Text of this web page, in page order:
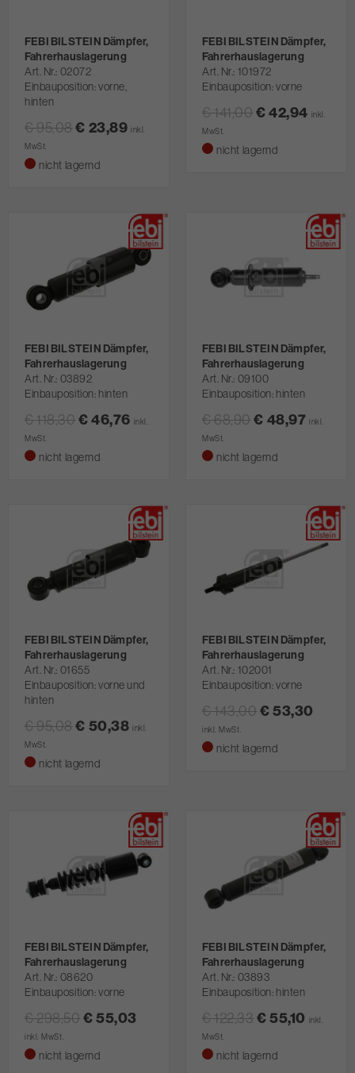
FEBI BILSTEIN Dämpfer,
Fahrerhauslagerung
Art. Nr. 02072
Einbauposition: vorne,
hinten
€ 95,08€ 23,89 inkl.
MwSt.
nicht lagernd
FEBI BILSTEIN Dämpfer,
Fahrerhauslagerung
Art. Nr. 101972
Einbauposition: vorne
€ 141,00€ 42,94 inkl.
MwSt.
nicht lagernd
FEBI BILSTEIN Dämpfer,
Fahrerhauslagerung
Art. Nr. 03892
Einbauposition: hinten
€ 118,30€ 46,76 inkl.
MwSt.
nicht lagernd
FEBI BILSTEIN Dämpfer,
Fahrerhauslagerung
Art. Nr. 09100
Einbauposition: hinten
€ 68,90€ 48,97 inkl.
MwSt.
nicht lagernd
FEBI BILSTEIN Dämpfer,
Fahrerhauslagerung
Art. Nr. 01655
Einbauposition: vorne und
hinten
€ 95,08€ 50,38 inkl.
MwSt.
nicht lagernd
FEBI BILSTEIN Dämpfer,
Fahrerhauslagerung
Art. Nr. 102001
Einbauposition: vorne
€ 143,00€ 53,30
inkl. MwSt.
nicht lagernd
FEBI BILSTEIN Dämpfer,
Fahrerhauslagerung
Art. Nr. 08620
Einbauposition: vorne
€ 298,50€ 55,03
inkl. MwSt.
nicht lagernd
FEBI BILSTEIN Dämpfer,
Fahrerhauslagerung
Art. Nr. 03893
Einbauposition: hinten
€ 122,33€ 55,10 inkl.
MwSt.
nicht lagernd